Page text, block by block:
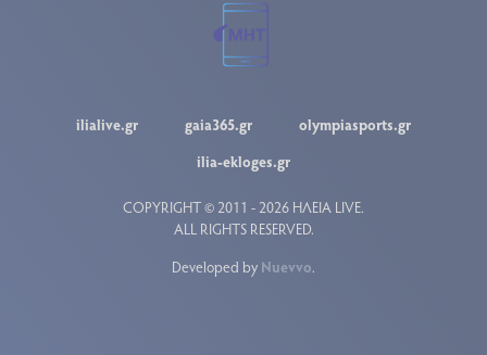
ilialive.gr gaia365.gr
olympiasports.gr
ilia-ekloges.gr
COPYRIGHT © 2011 - 2026 ΗΛΕΙΑ LIVE.
ALL RIGHTS RESERVED.
Developed by Nuevvo.